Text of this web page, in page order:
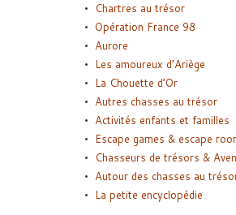
Chartres au trésor
Opération France 98
Aurore
Les amoureux d’Ariège
La Chouette d’Or
Autres chasses au trésor
Activités enfants et familles
Escape games & escape
Chasseurs de trésors &
Autour des chasses au
La petite encyclopédie